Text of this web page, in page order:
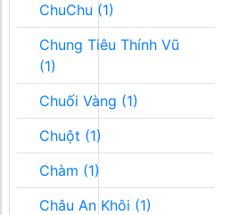
ChuChu (1)
Chung Tiêu Thính Vũ
(1)
Chuối Vàng (1)
Chuột (1)
Chàm (1)
Châu An Khôi (1)